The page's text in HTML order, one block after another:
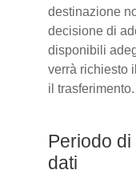
destinazione
decisione di
disponibili
verrà richiesto
il trasferimento.
Periodo
dati